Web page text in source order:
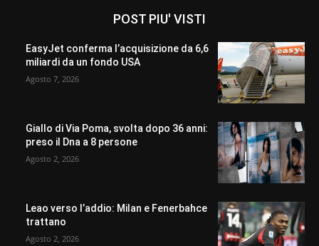
POST PIU' VISTI
EasyJet conferma l’acquisizione da 6,6
miliardi da un fondo USA
Agosto 7, 2026
Giallo di Via Poma, svolta dopo 36 anni:
preso il Dna a 8 persone
Agosto 2, 2026
Leao verso l’addio: Milan e Fenerbahce
trattano
Agosto 2, 2026